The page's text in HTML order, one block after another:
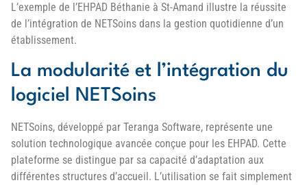
L’exemple de l’EHPAD Béthanie à St-Amand illustre la réussite
de l’intégration de NETSoins dans la gestion quotidienne d’un
établissement.
La modularité et l’intégration du
logiciel NETSoins
NETSoins, développé par Teranga Software, représente une
solution technologique avancée conçue pour les EHPAD. Cette
plateforme se distingue par sa capacité d’adaptation aux
différentes structures d’accueil. L’utilisation se fait simplement